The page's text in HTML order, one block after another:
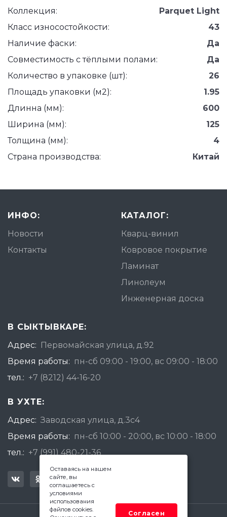
Коллекция:
Parquet Light
Класс износостойкости:
43
Наличие фаски:
Да
Совместимость с тёплыми полами:
Да
Количество в упаковке (шт):
26
Площадь упаковки (м2):
1.95
Длинна (мм):
600
Ширина (мм):
125
Толщина (мм):
4
Страна производства:
Китай
ИНФО:
Новости
Контакты
КАТАЛОГ:
Кварц-винил
Ковровое покрытие
Ламинат
Линолеум
Инженерная доска
В СЫКТЫВКАРЕ:
Адрес: Первомайская улица, д.92
Время работы: пн-сб 09:00 - 19:00, вс 09:00 - 18:00
тел.: +7 (8212) 44-16-20
В УХТЕ:
Адрес: Заводская улица, д.3с4
Время работы: пн-сб 10:00 - 20:00, вс 10:00 - 18:00
тел.: +7 (991) 480-21-36
Оставаясь на нашем
сайте, вы
соглашаетесь с
условиями
использования
файлов cookies.
Согласен